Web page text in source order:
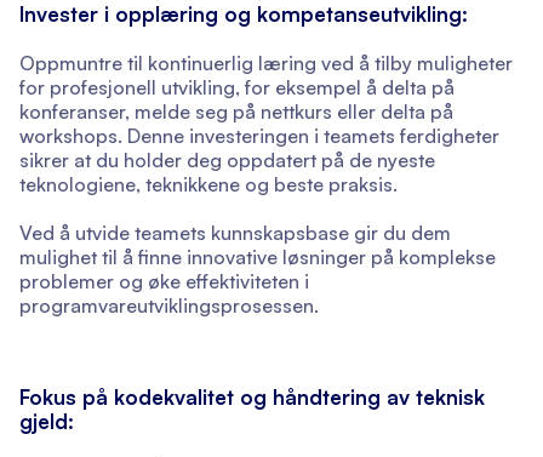
Invester i opplæring og kompetanseutvikling:
Oppmuntre til kontinuerlig læring ved å tilby muligheter
for profesjonell utvikling, for eksempel å delta på
konferanser, melde seg på nettkurs eller delta på
workshops. Denne investeringen i teamets ferdigheter
sikrer at du holder deg oppdatert på de nyeste
teknologiene, teknikkene og beste praksis.
Ved å utvide teamets kunnskapsbase gir du dem
mulighet til å finne innovative løsninger på komplekse
problemer og øke effektiviteten i
programvareutviklingsprosessen.
Fokus på kodekvalitet og håndtering av teknisk
gjeld: